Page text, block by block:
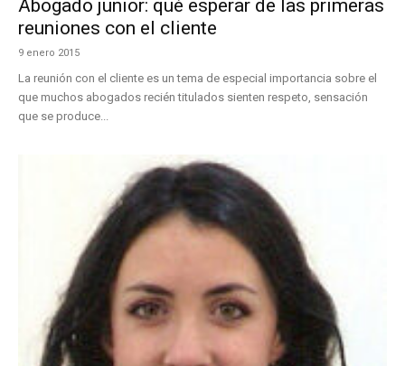
Abogado junior: qué esperar de las primeras
reuniones con el cliente
9 enero 2015
La reunión con el cliente es un tema de especial importancia sobre el
que muchos abogados recién titulados sienten respeto, sensación
que se produce...